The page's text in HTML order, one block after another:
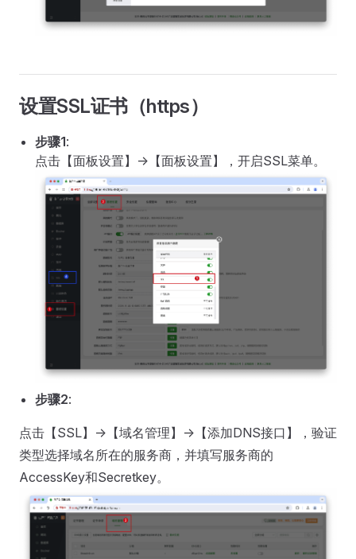
设置SSL证书（https）
步骤1:
点击【面板设置】->【面板设置】，开启SSL菜单。
步骤2:
点击【SSL】->【域名管理】->【添加DNS接口】，验证
类型选择域名所在的服务商，并填写服务商的
AccessKey和Secretkey。